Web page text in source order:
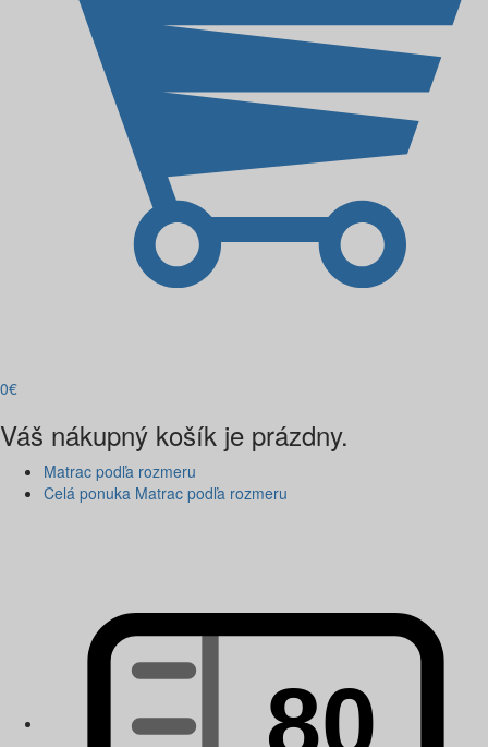
0€
Váš nákupný košík je prázdny.
Matrac podľa rozmeru
Celá ponuka Matrac podľa rozmeru